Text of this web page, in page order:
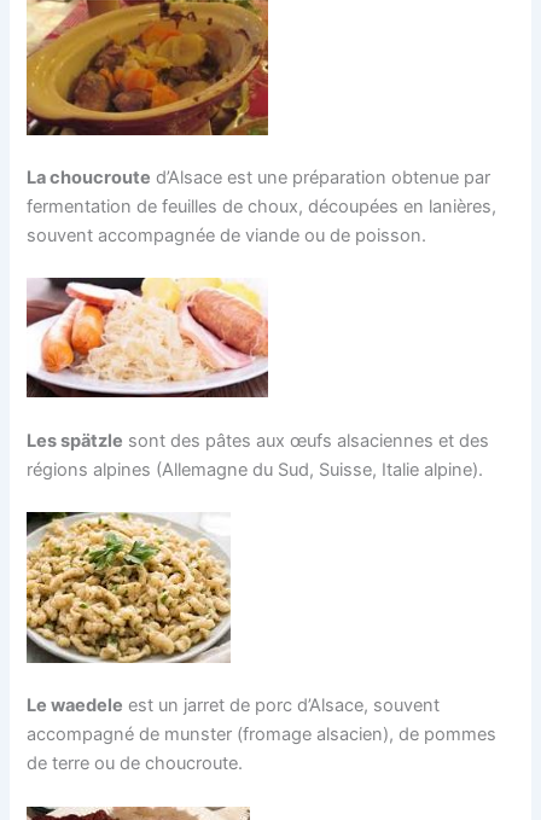
La choucroute d’Alsace est une préparation obtenue par
fermentation de feuilles de choux, découpées en lanières,
souvent accompagnée de viande ou de poisson.
Les spätzle sont des pâtes aux œufs alsaciennes et des
régions alpines (Allemagne du Sud, Suisse, Italie alpine).
Le waedele est un jarret de porc d’Alsace, souvent
accompagné de munster (fromage alsacien), de pommes
de terre ou de choucroute.